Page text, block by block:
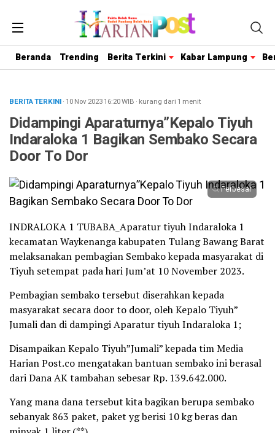
Beranda Trending Berita Terkini Kabar Lampung
BERITA TERKINI· 10 Nov 202316:20WIB · kurang dari 1 menit
Didampingi Aparaturnya”Kepalo Tiyuh
Indaraloka 1 Bagikan Sembako Secara
Door To Dor
Perbesar
INDRALOKA 1 TUBABA_Aparatur tiyuh Indaraloka 1
kecamatan Waykenanga kabupaten Tulang Bawang Barat
melaksanakan pembagian Sembako kepada masyarakat di
Tiyuh setempat pada hari Jum’at 10 November 2023.
Pembagian sembako tersebut diserahkan kepada
masyarakat secara door to door, oleh Kepalo Tiyuh”
Jumali dan di dampingi Aparatur tiyuh Indaraloka 1;
Disampaikan Kepalo Tiyuh”Jumali” kepada tim Media
Harian Post.co mengatakan bantuan sembako ini berasal
dari Dana AK tambahan sebesar Rp. 139.642.000.
Yang mana dana tersebut kita bagikan berupa sembako
sebanyak 863 paket, paket yg berisi 10 kg beras dan